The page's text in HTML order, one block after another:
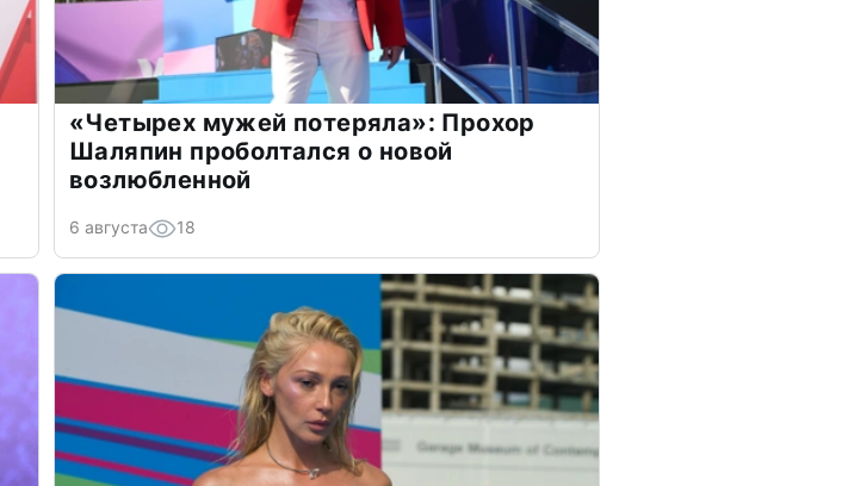
«Четырех мужей потеряла»: Прохор
Шаляпин проболтался о новой
возлюбленной
6 августа 18